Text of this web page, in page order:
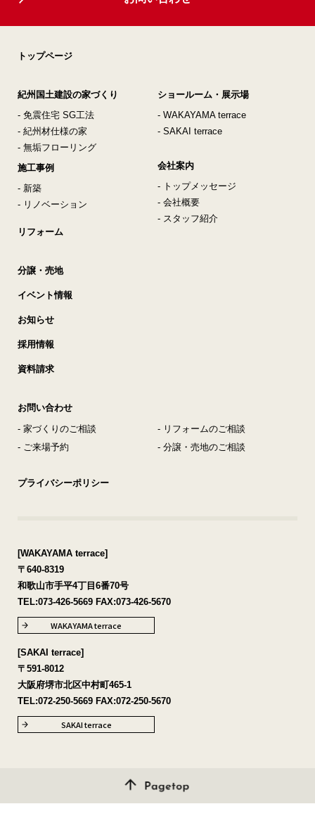
トップページ
紀州国土建設の家づくり
- 免震住宅 SG工法
- 紀州材仕様の家
- 無垢フローリング
施工事例
- 新築
- リノベーション
リフォーム
分譲・売地
イベント情報
お知らせ
採用情報
資料請求
ショールーム・展示場
- WAKAYAMA terrace
- SAKAI terrace
会社案内
- トップメッセージ
- 会社概要
- スタッフ紹介
お問い合わせ
- 家づくりのご相談
- リフォームのご相談
- ご来場予約
- 分譲・売地のご相談
プライバシーポリシー
[WAKAYAMA terrace]
〒640-8319
和歌山市手平4丁目6番70号
TEL:073-426-5669 FAX:073-426-5670
WAKAYAMA terrace
[SAKAI terrace]
〒591-8012
大阪府堺市北区中村町465-1
TEL:072-250-5669 FAX:072-250-5670
SAKAI terrace